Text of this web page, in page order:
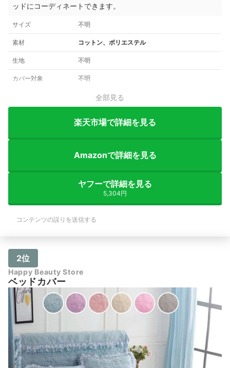
ッドにコーディネートできます。
サイズ 不明
素材 コットン、ポリエステル
生地 不明
カバー対象 不明
全部見る
楽天市場で詳細を見る
Amazonで詳細を見る
ヤフーで詳細を見る
5,304円
コンテンツの誤りを送信する
2位
Happy Beauty Store
ベッドカバー